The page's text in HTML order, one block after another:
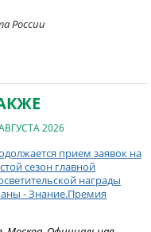
России
2026
прием заявок на
сезон главной
награды
- Знание.Премия